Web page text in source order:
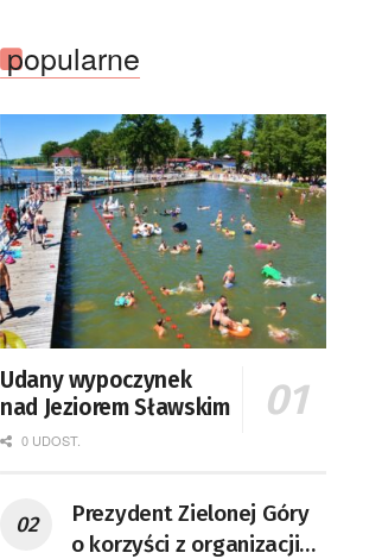
popularne
Udany wypoczynek
nad Jeziorem Sławskim
0 UDOST.
Prezydent Zielonej Góry
o korzyści z organizacji